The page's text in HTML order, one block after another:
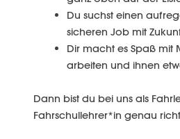
Du suchst einen
sicheren Job mit
Dir macht es Spaß mit
arbeiten und ihnen
Dann bist du bei uns als
Fahrschullehrer*in genau